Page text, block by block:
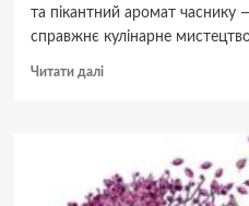
та пікантний аромат часнику
справжнє кулінарне
Читати даліДокладніше
секрети
пабної